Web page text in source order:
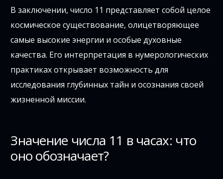
В заключении, число 11 представляет собой целое
космическое существование, олицетворяющее
самые высокие энергии и особые духовные
качества. Его интерпретация в нумерологических
практиках открывает возможность для
исследования глубинных тайн и осознания своей
жизненной миссии.
Значение числа 11 в часах: что
оно обозначает?